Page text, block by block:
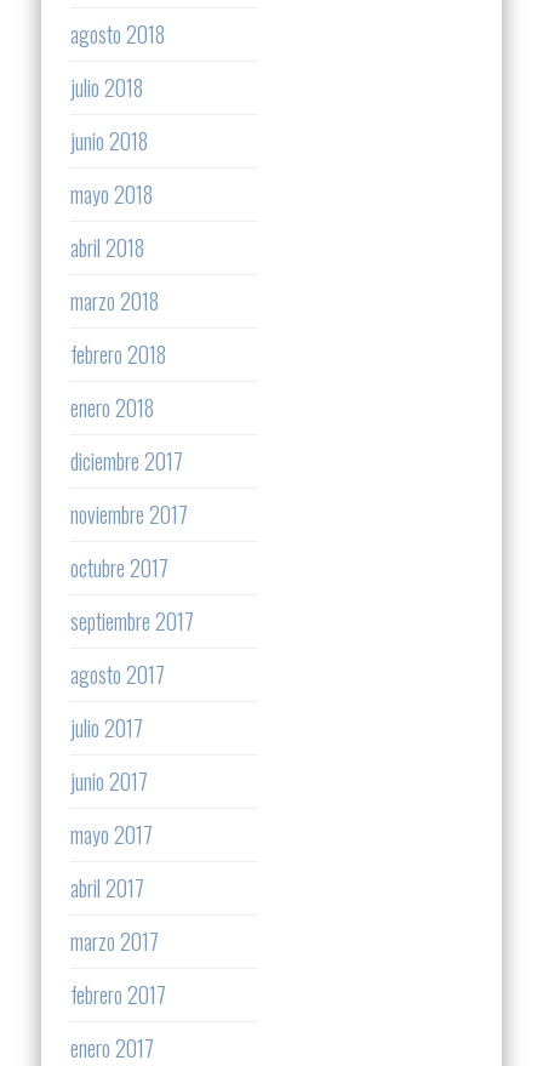
agosto 2018
julio 2018
junio 2018
mayo 2018
abril 2018
marzo 2018
febrero 2018
enero 2018
diciembre 2017
noviembre 2017
octubre 2017
septiembre 2017
agosto 2017
julio 2017
junio 2017
mayo 2017
abril 2017
marzo 2017
febrero 2017
enero 2017